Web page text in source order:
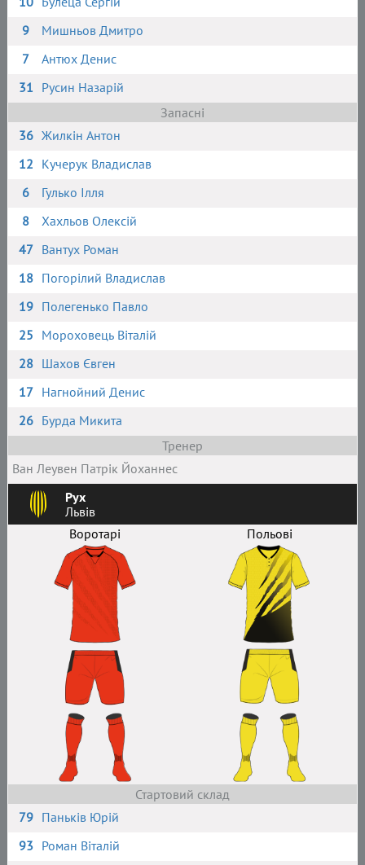
9
Мишньов Дмитро
7
Антюх Денис
31 Русин Назарій
Запасні
36 Жилкін Антон
12 Кучерук Владислав
6
Гулько Ілля
8
Хахльов Олексій
47 Вантух Роман
18 Погорілий Владислав
19 Полегенько Павло
25 Мороховець Віталій
28 Шахов Євген
17 Нагнойний Денис
26 Бурда Микита
Тренер
Ван Леувен Патрік Йоханнес
Рух
Львів
Воротарі
Польові
Стартовий склад
79 Паньків Юрій
93 Роман Віталій